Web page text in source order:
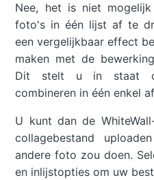
Nee, het is niet
foto's in één lijst af te
een vergelijkbaar effect
maken met de
Dit stelt u in staat
combineren in één enkel
U kunt dan de
collagebestand
andere foto zou doen.
en inlijstopties om uw